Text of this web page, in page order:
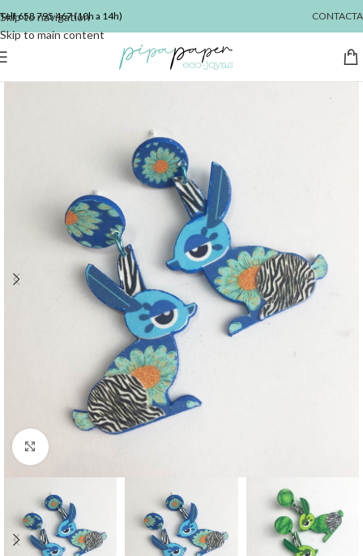
Skip to navigation
Skip to main content
Telf658 795 467(10h a 14h) CONTACTA
Clic para ampliar